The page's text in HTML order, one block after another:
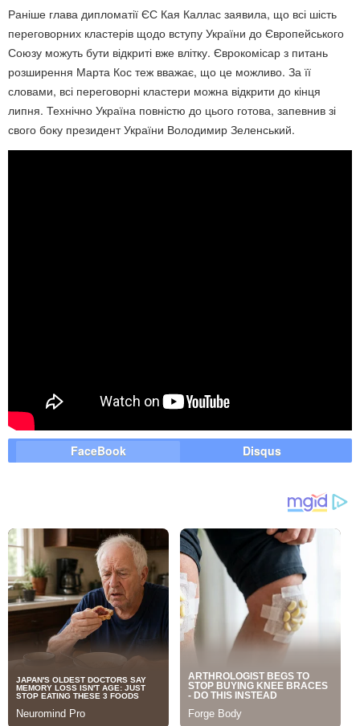
Раніше глава дипломатії ЄС Кая Каллас заявила, що всі шість
переговорних кластерів щодо вступу України до Європейського
Союзу можуть бути відкриті вже влітку. Єврокомісар з питань
розширення Марта Кос теж вважає, що це можливо. За її
словами, всі переговорні кластери можна відкрити до кінця
липня. Технічно Україна повністю до цього готова, запевнив зі
свого боку президент України Володимир Зеленський.
FaceBook Disqus